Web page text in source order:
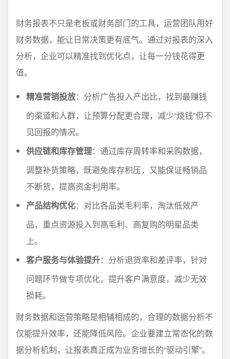
财务报表不只是老板或财务部门的工具，运营团队用好
财务数据，能让日常决策更有底气。通过对报表的深入
分析，企业可以精准找到优化点，让每一分钱花得更
值。
精准营销投放：分析广告投入产出比，找到最赚钱
的渠道和人群，让预算分配更合理，减少“烧钱”但不
见回报的情况。
供应链和库存管理：通过库存周转率和采购数据，
调整补货策略，既避免库存积压，又能保证畅销品
不断货，提高资金利用率。
产品结构优化：对比各品类毛利率，淘汰低效产
品，重点资源投入到高毛利、高复购的明星品类
上。
客户服务与体验提升：分析退货率和差评率，针对
问题环节做专项优化，提升客户满意度，减少无效
损耗。
财务数据和运营策略是相辅相成的，合理的数据分析不
仅能提升效率，还能降低风险。企业要建立常态化的数
据分析机制，让报表真正成为业务增长的“驱动引擎”。